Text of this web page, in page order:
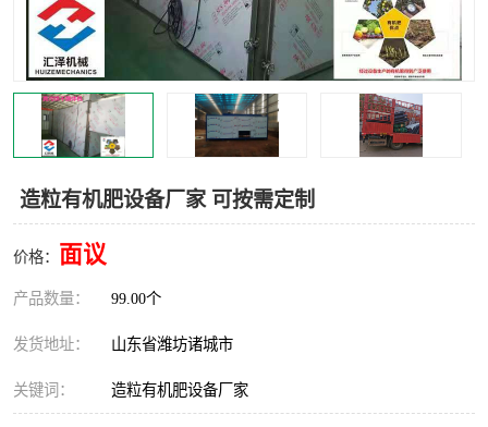
造粒有机肥设备厂家 可按需定制
价格： 面议
产品数量： 99.00个
发货地址： 山东省潍坊诸城市
关键词： 造粒有机肥设备厂家